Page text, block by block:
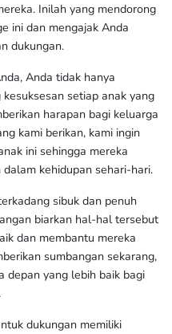
Inilah yang mendorong
ini dan mengajak Anda
dukungan.
Anda tidak hanya
setiap anak yang
harapan bagi keluarga
kami berikan, kami ingin
ini sehingga mereka
kehidupan sehari-hari.
sibuk dan penuh
biarkan hal-hal tersebut
dan membantu mereka
sumbangan sekarang,
depan yang lebih baik bagi
dukungan memiliki